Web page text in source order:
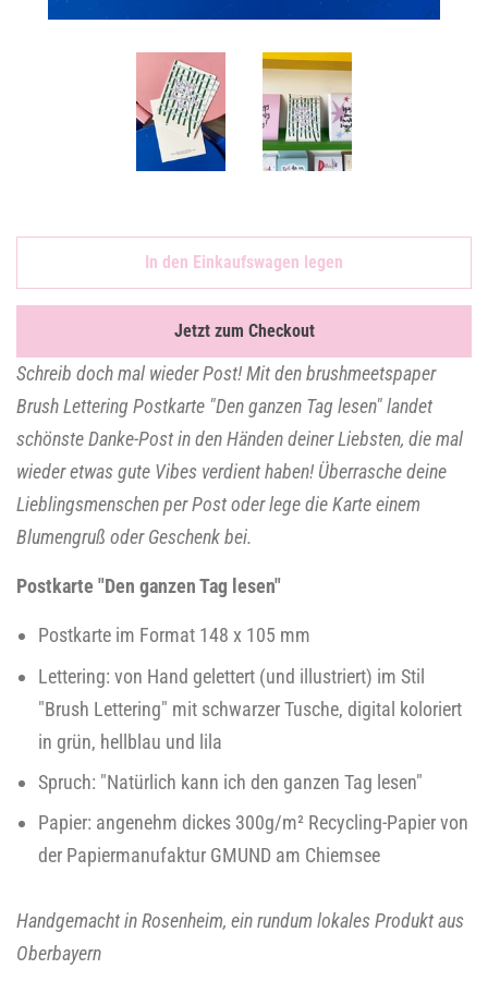
In den Einkaufswagen legen
Jetzt zum Checkout
Schreib doch mal wieder Post! Mit den brushmeetspaper
Brush Lettering Postkarte "Den ganzen Tag lesen" landet
schönste Danke-Post in den Händen deiner Liebsten, die mal
wieder etwas gute Vibes verdient haben! Überrasche deine
Lieblingsmenschen per Post oder lege die Karte einem
Blumengruß oder Geschenk bei.
Postkarte "Den ganzen Tag lesen"
Postkarte im Format 148 x 105 mm
Lettering: von Hand gelettert (und illustriert) im Stil
"Brush Lettering" mit schwarzer Tusche, digital koloriert
in grün, hellblau und lila
Spruch: "Natürlich kann ich den ganzen Tag lesen"
Papier: angenehm dickes 300g/m² Recycling-Papier von
der Papiermanufaktur GMUND am Chiemsee
Handgemacht in Rosenheim, ein rundum lokales Produkt aus
Oberbayern